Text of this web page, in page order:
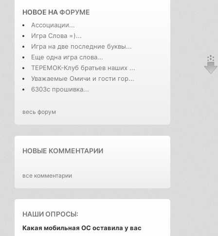
НОВОЕ НАФОРУМЕ
Ассоциации...
Игра Слова =)...
Игра на две последние буквы...
Еще одна игра слова...
ТЕРЕМОК-Клуб братьев наших ...
Уважаемые Омичи и гости гор...
6303с прошивка...
весь форум
НОВЫЕ КОММЕНТАРИИ
все комментарии
НАШИ ОПРОСЫ:
Какая мобильная ОС оставила у вас